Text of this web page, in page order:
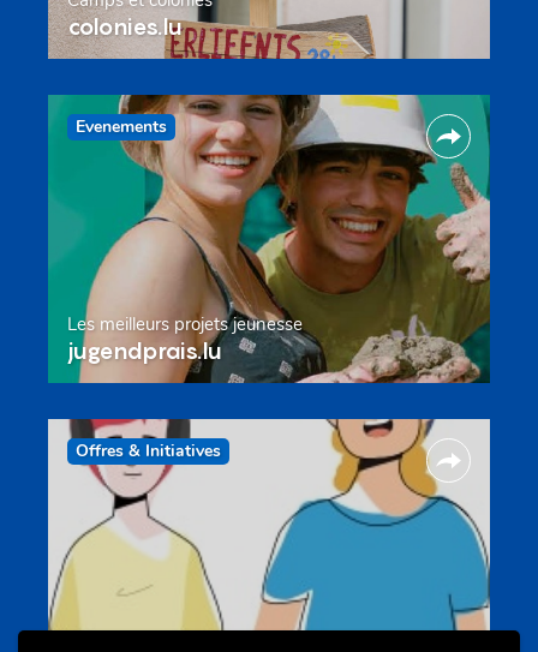
colonies.lu
Evenements
Les meilleurs projets jeunesse
jugendprais.lu
Offres & Initiatives